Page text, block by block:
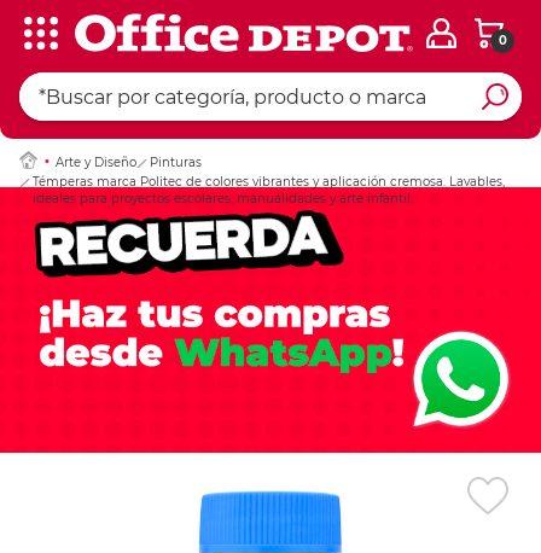
0
Arte y Diseño
Pinturas
Témperas marca Politec de colores vibrantes y aplicación cremosa. Lavables,
ideales para proyectos escolares, manualidades y arte infantil.
Ingresar Codigo